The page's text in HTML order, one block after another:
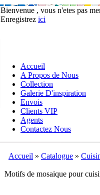
Bienvenue , vous n'etes pas
Enregistrez ici
Accueil
A Propos de Nous
Collection
Galerie D'inspiration
Envois
Clients VIP
Agents
Contactez Nous
Accueil » Catalogue »
Motifs de mosaique pour